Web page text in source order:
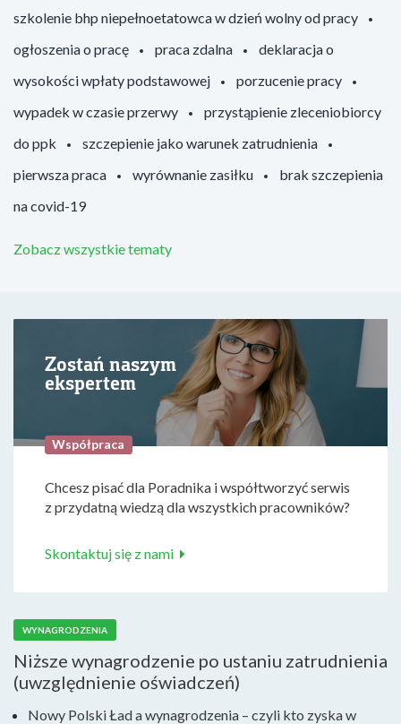
szkolenie bhp niepełnoetatowca w dzień wolny od pracy
ogłoszenia o pracę
praca zdalna
deklaracja o
wysokości wpłaty podstawowej
porzucenie pracy
wypadek w czasie przerwy
przystąpienie zleceniobiorcy
do ppk
szczepienie jako warunek zatrudnienia
pierwsza praca
wyrównanie zasiłku
brak szczepienia
na covid-19
Zobacz wszystkie tematy
Zostań naszym
ekspertem
Współpraca
Chcesz pisać dla Poradnika i współtworzyć serwis
z przydatną wiedzą dla wszystkich pracowników?
Skontaktuj się z nami
WYNAGRODZENIA
Niższe wynagrodzenie po ustaniu zatrudnienia
(uwzględnienie oświadczeń)
Nowy Polski Ład a wynagrodzenia – czyli kto zyska w